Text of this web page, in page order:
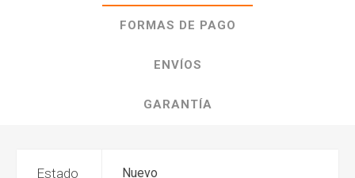
FORMAS DE PAGO
ENVÍOS
GARANTÍA
Estado Nuevo